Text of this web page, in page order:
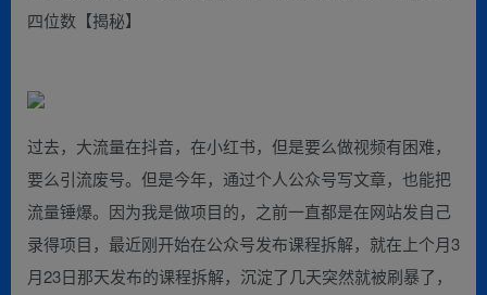
四位数【揭秘】
过去，大流量在抖音，在小红书，但是要么做视频有困难，
要么引流废号。但是今年，通过个人公众号写文章，也能把
流量锤爆。因为我是做项目的，之前一直都是在网站发自己
录得项目，最近刚开始在公众号发布课程拆解，就在上个月3
月23日那天发布的课程拆解，沉淀了几天突然就被刷暴了，